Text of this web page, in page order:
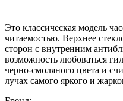
Это классическая модель
читаемостью. Верхнее
сторон с внутренним
возможность любоваться
черно-смоляного цвета и
лучах самого яркого и